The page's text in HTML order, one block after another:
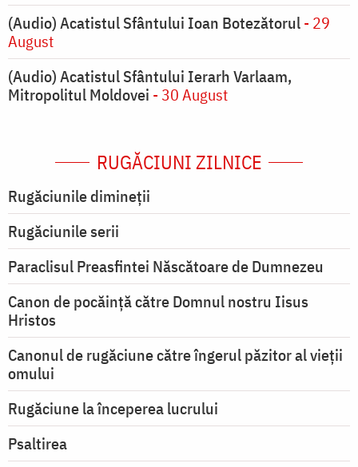
(Audio) Acatistul Sfântului Ioan Botezătorul- 29
August
(Audio) Acatistul Sfântului Ierarh Varlaam,
Mitropolitul Moldovei - 30 August
RUGĂCIUNI ZILNICE
Rugăciunile dimineții
Rugăciunile serii
Paraclisul Preasfintei Născătoare de Dumnezeu
Canon de pocăință către Domnul nostru Iisus
Hristos
Canonul de rugăciune către îngerul păzitor al vieții
omului
Rugăciune la începerea lucrului
Psaltirea